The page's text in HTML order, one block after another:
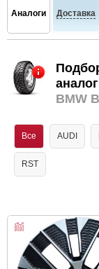
Аналоги Доставка
BMW
Все AUDI
RST